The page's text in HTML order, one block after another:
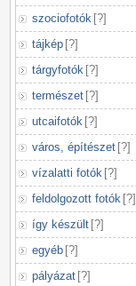
szociofotók [?]
tájkép [?]
tárgyfotók [?]
természet [?]
utcaifotók [?]
város, építészet [?]
vízalatti fotók [?]
feldolgozott fotók [?]
így készült [?]
egyéb [?]
pályázat [?]